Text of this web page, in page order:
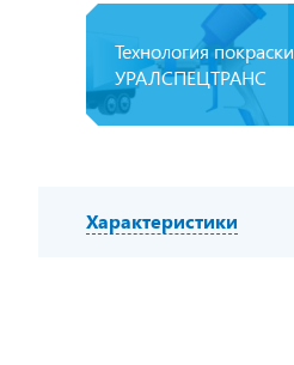
Технология покраски
УРАЛСПЕЦТРАНС
Характеристики